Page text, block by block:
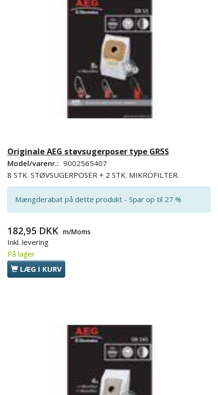
Originale AEG støvsugerposer type GR5S
Model/varenr.: 9002565407
8 STK. STØVSUGERPOSER + 2 STK. MIKROFILTER.
Mængderabat på dette produkt - Spar op til 27 %
182,95 DKK m/Moms
Inkl. levering
På lager
LÆG I KURV